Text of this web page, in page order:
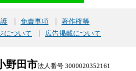
免責事項
著作権等
について
広告掲載について
野田市法人番号 3000020352161